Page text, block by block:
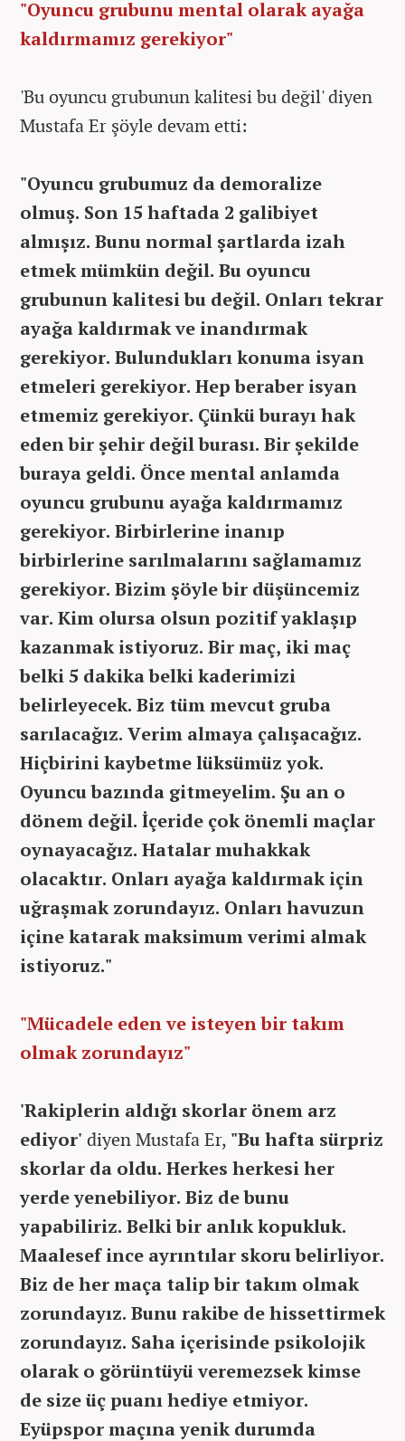
"Oyuncu grubunu mental olarak ayağa
kaldırmamız gerekiyor"
'Bu oyuncu grubunun kalitesi bu değil' diyen
Mustafa Er şöyle devam etti:
"Oyuncu grubumuz da demoralize
olmuş. Son 15 haftada 2 galibiyet
almışız. Bunu normal şartlarda izah
etmek mümkün değil. Bu oyuncu
grubunun kalitesi bu değil. Onları tekrar
ayağa kaldırmak ve inandırmak
gerekiyor. Bulundukları konuma isyan
etmeleri gerekiyor. Hep beraber isyan
etmemiz gerekiyor. Çünkü burayı hak
eden bir şehir değil burası. Bir şekilde
buraya geldi. Önce mental anlamda
oyuncu grubunu ayağa kaldırmamız
gerekiyor. Birbirlerine inanıp
birbirlerine sarılmalarını sağlamamız
gerekiyor. Bizim şöyle bir düşüncemiz
var. Kim olursa olsun pozitif yaklaşıp
kazanmak istiyoruz. Bir maç, iki maç
belki 5 dakika belki kaderimizi
belirleyecek. Biz tüm mevcut gruba
sarılacağız. Verim almaya çalışacağız.
Hiçbirini kaybetme lüksümüz yok.
Oyuncu bazında gitmeyelim. Şu an o
dönem değil. İçeride çok önemli maçlar
oynayacağız. Hatalar muhakkak
olacaktır. Onları ayağa kaldırmak için
uğraşmak zorundayız. Onları havuzun
içine katarak maksimum verimi almak
istiyoruz."
"Mücadele eden ve isteyen bir takım
olmak zorundayız"
'Rakiplerin aldığı skorlar önem arz
ediyor' diyen Mustafa Er, "Bu hafta sürpriz
skorlar da oldu. Herkes herkesi her
yerde yenebiliyor. Biz de bunu
yapabiliriz. Belki bir anlık kopukluk.
Maalesef ince ayrıntılar skoru belirliyor.
Biz de her maça talip bir takım olmak
zorundayız. Bunu rakibe de hissettirmek
zorundayız. Saha içerisinde psikolojik
olarak o görüntüyü veremezsek kimse
de size üç puanı hediye etmiyor.
Eyüpspor maçına yenik durumda